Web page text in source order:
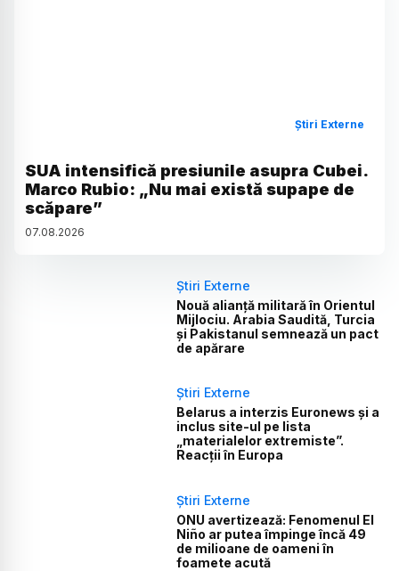
Știri Externe
SUA intensifică presiunile asupra Cubei.
Marco Rubio: „Nu mai există supape de
scăpare”
07.08.2026
Știri Externe
Nouă alianță militară în Orientul
Mijlociu. Arabia Saudită, Turcia
și Pakistanul semnează un pact
de apărare
Știri Externe
Belarus a interzis Euronews și a
inclus site-ul pe lista
„materialelor extremiste”.
Reacții în Europa
Știri Externe
ONU avertizează: Fenomenul El
Niño ar putea împinge încă 49
de milioane de oameni în
foamete acută